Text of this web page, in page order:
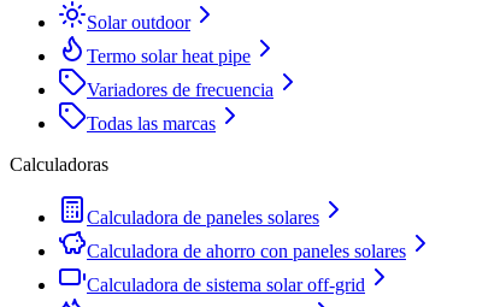
Solar outdoor
Termo solar heat pipe
Variadores de frecuencia
Todas las marcas
Calculadoras
Calculadora de paneles solares
Calculadora de ahorro con paneles solares
Calculadora de sistema solar off-grid